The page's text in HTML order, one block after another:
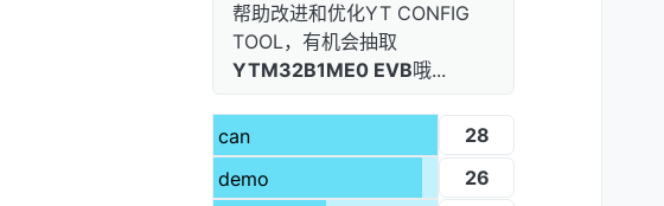
帮助改进和优化YT CONFIG
TOOL，有机会抽取
YTM32B1ME0 EVB哦...
can
28
demo
26